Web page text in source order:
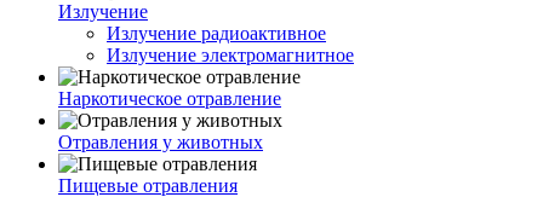
Излучение
Излучение радиоактивное
Излучение электромагнитное
Наркотическое отравление
Отравления у животных
Пищевые отравления